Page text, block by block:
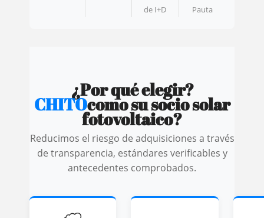
de I+D
Pauta
¿Por qué elegir?
CHITOcomo su socio solar
fotovoltaico?
Reducimos el riesgo de adquisiciones a través
de transparencia, estándares verificables y
antecedentes comprobados.